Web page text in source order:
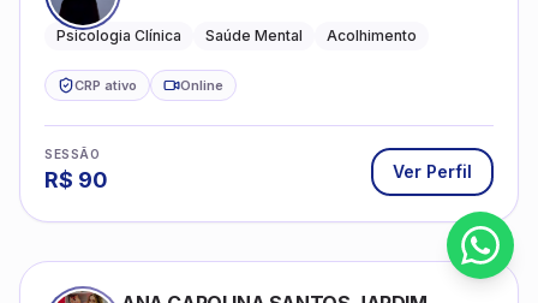
emocional
Psicologia Clínica Saúde Mental Acolhimento
CRP ativo Online
SESSÃO
R$ 90 Ver Perfil